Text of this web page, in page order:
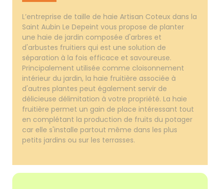
L’entreprise de taille de haie Artisan Coteux dans la
Saint Aubin Le Depeint vous propose de planter
une haie de jardin composée d'arbres et
d'arbustes fruitiers qui est une solution de
séparation à la fois efficace et savoureuse.
Principalement utilisée comme cloisonnement
intérieur du jardin, la haie fruitière associée à
d'autres plantes peut également servir de
délicieuse délimitation à votre propriété. La haie
fruitière permet un gain de place intéressant tout
en complétant la production de fruits du potager
car elle s'installe partout même dans les plus
petits jardins ou sur les terrasses.